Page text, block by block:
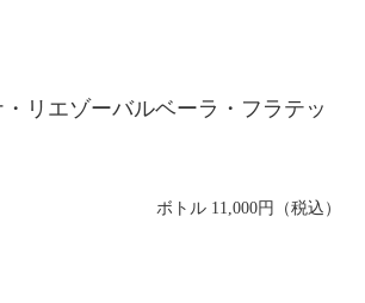
・リエゾーバルベーラ・フラテッ
ボトル 11,000円（税込）